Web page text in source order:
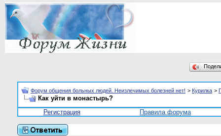
Форум общения больных людей. Неизлечимых болезней нет! > Курилка >
Как уйти в монастырь?
Регистрация
Правила форума